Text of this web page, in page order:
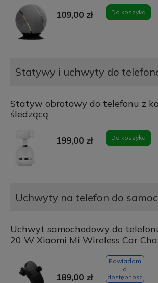
109,00 zł Do koszyka
Statywy i uchwyty do
Statyw obrotowy do telefonu z
śledzącą
199,00 zł Do koszyka
Uchwyty na telefon do
Uchwyt samochodowy do
20 W Xiaomi Mi Wireless Car
189,00 zł
Powiadom
o
dostępności